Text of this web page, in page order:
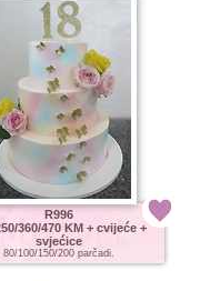
R996
360/470 KM + cvijeće +
svjećice
80/100/150/200 parčadi.